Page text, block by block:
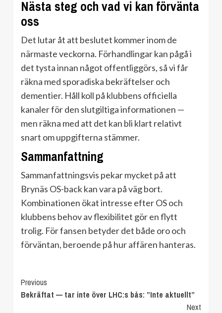
Nästa steg och vad vi kan förvänta
oss
Det lutar åt att beslutet kommer inom de
närmaste veckorna. Förhandlingar kan pågå i
det tysta innan något offentliggörs, så vi får
räkna med sporadiska bekräftelser och
dementier. Håll koll på klubbens officiella
kanaler för den slutgiltiga informationen —
men räkna med att det kan bli klart relativt
snart om uppgifterna stämmer.
Sammanfattning
Sammanfattningsvis pekar mycket på att
Brynäs OS-back kan vara på väg bort.
Kombinationen ökat intresse efter OS och
klubbens behov av flexibilitet gör en flytt
trolig. För fansen betyder det både oro och
förväntan, beroende på hur affären hanteras.
Continue
Reading
Previous
Bekräftat — tar inte över LHC:s bås: ”Inte aktuellt”
Next